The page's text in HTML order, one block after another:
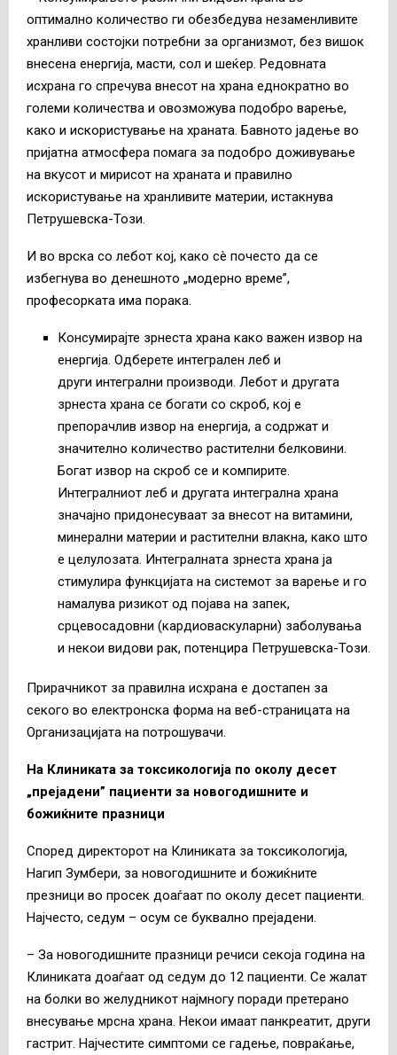
оптимално количество ги обезбедува незаменливите
хранливи состојки потребни за организмот, без вишок
внесена енергија, масти, сол и шеќер. Редовната
исхрана го спречува внесот на храна еднократно во
големи количества и овозможува подобро варење,
како и искористување на храната. Бавното јадење во
пријатна атмосфера помага за подобро доживување
на вкусот и мирисот на храната и правилно
искористување на хранливите материи, истакнува
Петрушевска-Този.
И во врска со лебот кој, како сè почесто да се
избегнува во денешното „модерно време”,
професорката има порака.
Консумирајте зрнеста храна како важен извор на
енергија. Одберете интегрален леб и
други интегрални производи. Лебот и другата
зрнеста храна се богати со скроб, кој е
препорачлив извор на енергија, а содржат и
значително количество растителни белковини.
Богат извор на скроб се и компирите.
Интегралниот леб и другата интегрална храна
значајно придонесуваат за внесот на витамини,
минерални материи и растителни влакна, како што
е целулозата. Интегралната зрнеста храна ја
стимулира функцијата на системот за варење и го
намалува ризикот од појава на запек,
срцевосадовни (кардиоваскуларни) заболувања
и некои видови рак, потенцира Петрушевска-Този.
Прирачникот за правилна исхрана е достапен за
секого во електронска форма на веб-страницата на
Организацијата на потрошувачи.
На Клиниката за токсикологија по околу десет
„прејадени” пациенти за новогодишните и
божиќните празници
Според директорот на Клиниката за токсикологија,
Нагип Зумбери, за новогодишните и божиќните
презници во просек доаѓаат по околу десет пациенти.
Најчесто, седум – осум се буквално прејадени.
– За новогодишните празници речиси секоја година на
Клиниката доаѓаат од седум до 12 пациенти. Се жалат
на болки во желудникот најмногу поради претерано
внесување мрсна храна. Некои имаат панкреатит, други
гастрит. Најчестите симптоми се гадење, повраќање,